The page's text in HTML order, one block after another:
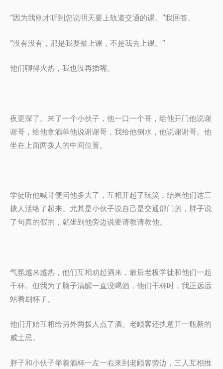
“因为我刚才听到您说明天要上轨道交通的课。”我回答。
“没有没有，那是我要被上课，不是我去上课。”
他们聊得火热，我也没再插嘴。
夜更深了。来了一个小伙子，他一口一个哥，给他开门他说谢
谢哥，给他拿酒单他说谢谢哥，我给他倒水，他说谢谢哥。他
坐在上面两拨人的中间位置。
学徒听他喊哥便问他多大了，互相开起了玩笑，结果他们这三
拨人活络了起来。尤其是小伙子说自己是交通部门的，胖子说
了句真的假的，就坐到他旁边说要请教请教他。
气氛越来越热，他们互相劝起酒来，最后老板学徒和他们一起
干杯。但我为了脑子清醒一直没喝酒，他们干杯时，我正远远
站着刷杯子。
他们开始互相给另外两拨人点了酒。老顾客还执意开一瓶新的
威士忌。
胖子和小伙子举着酒杯一左一右来到老顾客旁边，三人互相推